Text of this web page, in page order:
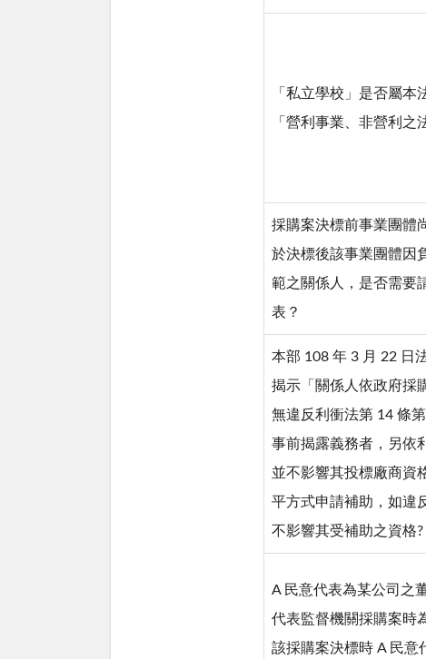
「私立學校」是否屬本
「營利事業、非營利之
採購案決標前事業團體
於決標後該事業團體因
範之關係人，是否需要
表？
本部 108 年 3 月 22 日
揭示「關係人依政府採
無違反利衝法第 14 條
事前揭露義務者，另依
並不影響其投標廠商資
平方式申請補助，如違
不影響其受補助之資格?
A 民意代表為某公司之
代表監督機關採購案時
該採購案決標時 A 民意